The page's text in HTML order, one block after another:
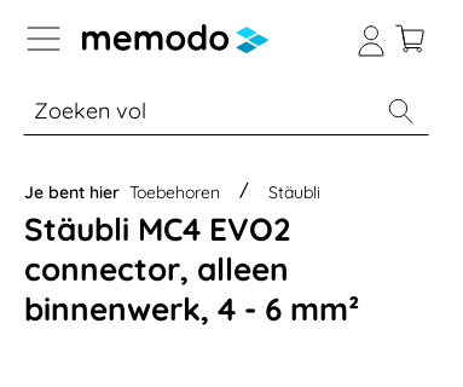
naar navigatie B2B-platform
% Sale Batterijopslag thuis
Je bent hier Toebehoren Stäubli
Stäubli MC4 EVO2
connector, alleen
binnenwerk, 4 - 6 mm²